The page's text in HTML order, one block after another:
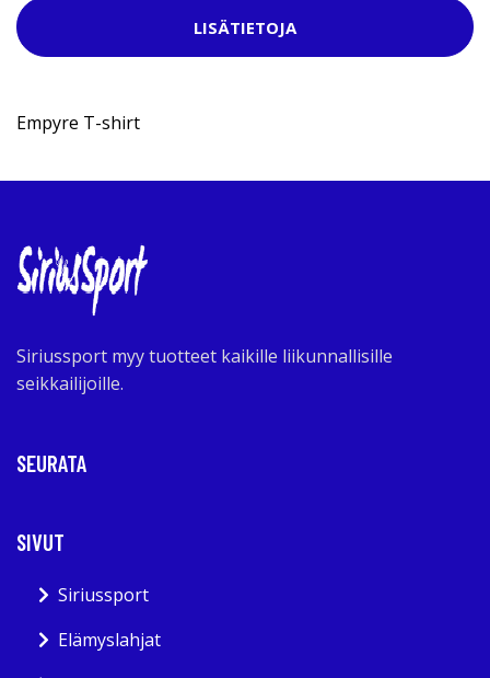
LISÄTIETOJA
Empyre T-shirt
Siriussport myy tuotteet kaikille liikunnallisille
seikkailijoille.
SEURATA
SIVUT
Siriussport
Elämyslahjat